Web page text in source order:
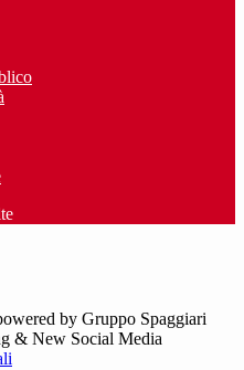
by Gruppo Spaggiari
& New Social Media